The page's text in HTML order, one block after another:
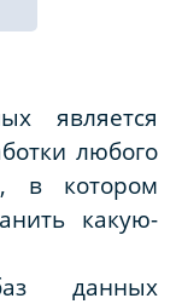
является
любого
в котором
какую-
данных